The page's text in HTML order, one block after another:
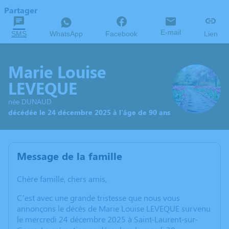
Partager
SMS WhatsApp Facebook E-mail Lien
Marie Louise
LEVEQUE
née DUNAUD
décédée le 24 décembre 2025 à l'âge de 90 ans
Message de la famille
Chère famille, chers amis,
C’est avec une grande tristesse que nous vous
annonçons le décès de Marie Louise LEVEQUE survenu
le mercredi 24 décembre 2025 à Saint-Laurent-sur-